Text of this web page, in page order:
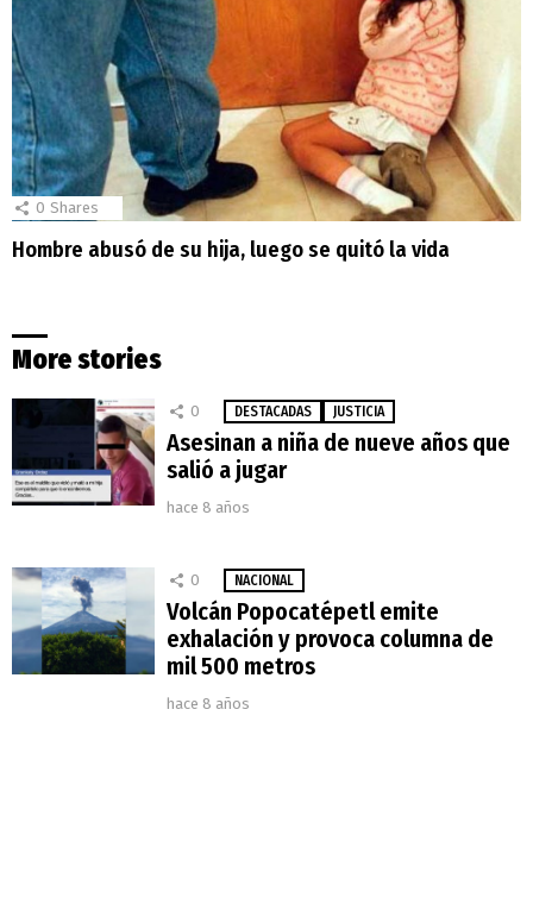
0 Shares
Hombre abusó de su hija, luego se quitó la vida
More stories
0 DESTACADAS JUSTICIA
Asesinan a niña de nueve años que
salió a jugar
hace 8 años
0 NACIONAL
Volcán Popocatépetl emite
exhalación y provoca columna de
mil 500 metros
hace 8 años